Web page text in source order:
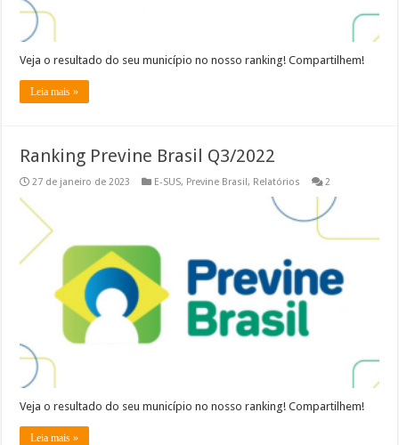
Veja o resultado do seu município no nosso ranking! Compartilhem!
Leia mais »
Ranking Previne Brasil Q3/2022
27 de janeiro de 2023 E-SUS, Previne Brasil, Relatórios 2
Veja o resultado do seu município no nosso ranking! Compartilhem!
Leia mais »